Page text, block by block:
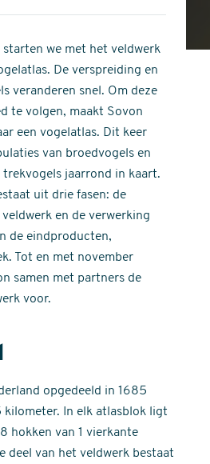
starten we met het veldwerk
De verspreiding en
veranderen snel. Om deze
te volgen, maakt Sovon
een vogelatlas. Dit keer
van broedvogels en
jaarrond in kaart.
uit drie fasen: de
en de verwerking
de eindproducten,
Tot en met november
samen met partners de
voor.
opgedeeld in 1685
kilometer. In elk atlasblok ligt
hokken van 1 vierkante
deel van het veldwerk bestaat